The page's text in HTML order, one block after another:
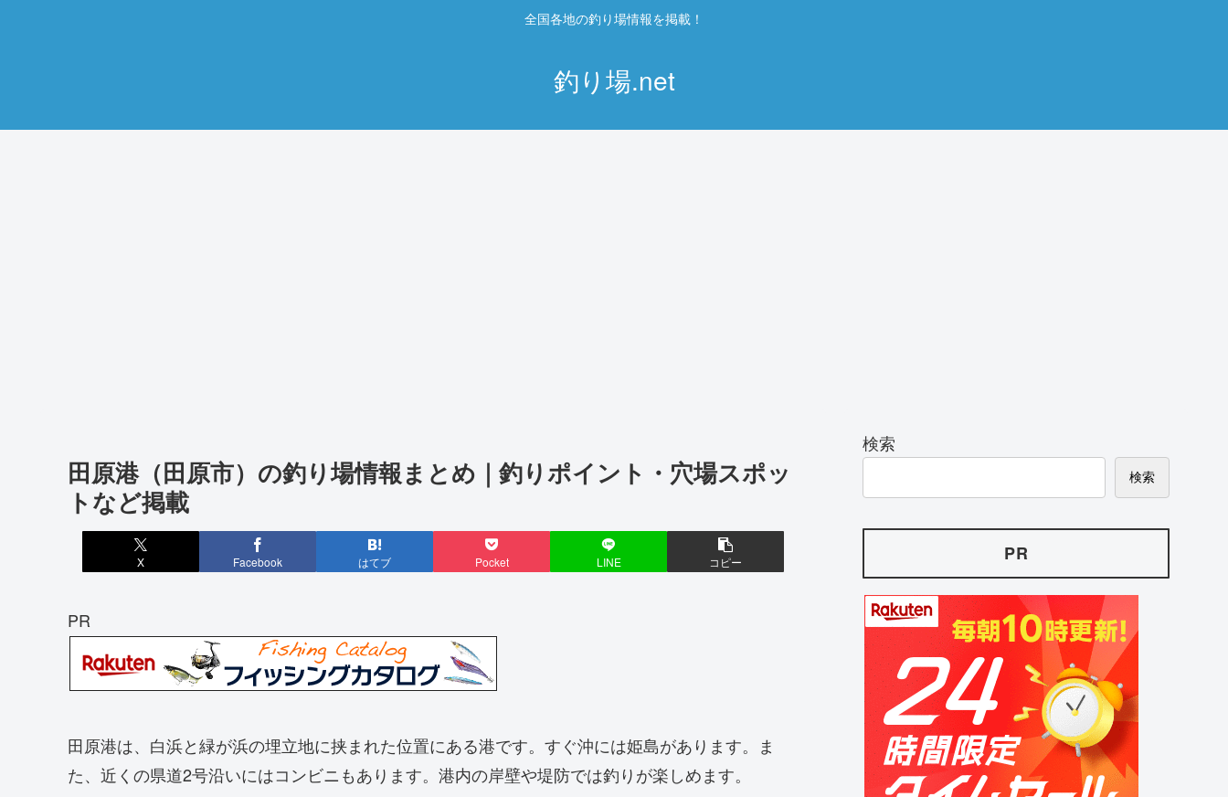
全国各地の釣り場情報を掲載！
釣り場.net
田原港（田原市）の釣り場情報まとめ｜釣りポイント・穴場スポッ
トなど掲載
X Facebook はてブ Pocket LINE コピー
PR
田原港は、白浜と緑が浜の埋立地に挟まれた位置にある港です。すぐ沖には姫島があります。ま
た、近くの県道2号沿いにはコンビニもあります。港内の岸壁や堤防では釣りが楽しめます。
検索
検索
PR